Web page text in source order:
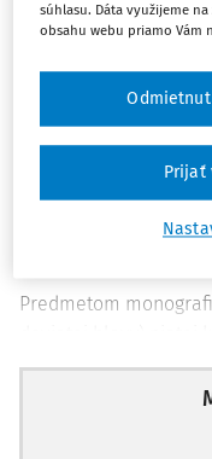
edície je v súčasnosti
pôsobí, rovnako ako
univerzite. Edícia
vychádza už od roku
jej rozsah
nej viac ako sto
Mussoje profesorom
Cicu na Právnickej
Predmetom
zákonníka, ktoré
práva na literárne a
súhlasu. Dáta využijeme
obsahu webu priamo Vám
Prijať